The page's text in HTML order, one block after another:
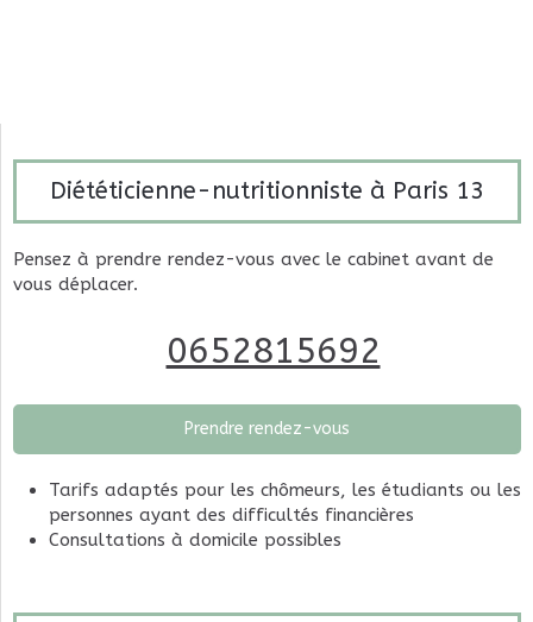
Diététicienne-nutritionniste à Paris 13
Pensez à prendre rendez-vous avec le cabinet avant de
vous déplacer.
0652815692
Prendre rendez-vous
Tarifs adaptés pour les chômeurs, les étudiants ou les
personnes ayant des difficultés financières
Consultations à domicile possibles